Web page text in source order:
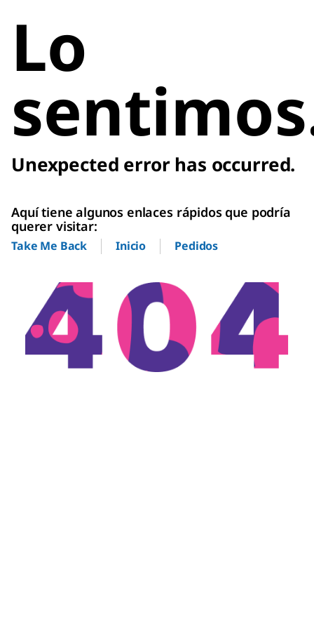
Lo
Unexpected error has occurred.
Aquí tiene algunos enlaces rápidos que podría
querer visitar:
Take Me Back Inicio Pedidos